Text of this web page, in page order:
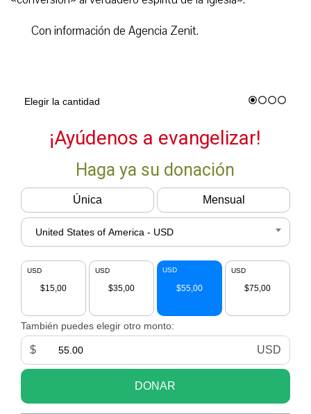
Con información de Agencia Zenit.